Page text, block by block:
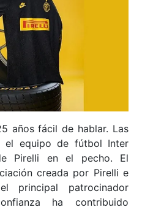
años fácil de hablar. Las
el equipo de fútbol Inter
Pirelli en el pecho. El
creada por Pirelli e
principal patrocinador
ha contribuido